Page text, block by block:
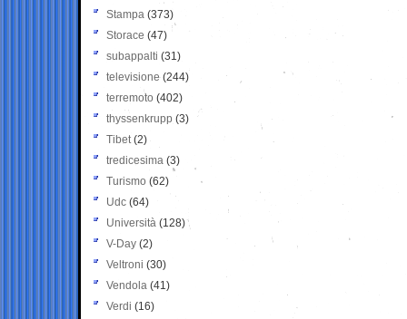
Stampa (373)
Storace (47)
subappalti (31)
televisione(244)
terremoto (402)
thyssenkrupp (3)
Tibet(2)
tredicesima (3)
Turismo (62)
Udc (64)
Università (128)
V-Day (2)
Veltroni (30)
Vendola (41)
Verdi (16)